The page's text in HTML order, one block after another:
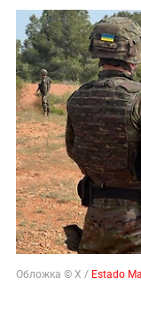
Обложка © X / Estado